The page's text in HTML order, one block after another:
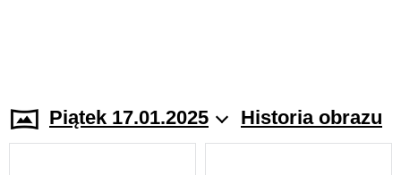
Piątek 17.01.2025 Historia obrazu